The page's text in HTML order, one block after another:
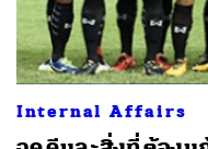
Internal Affairs
SHARE